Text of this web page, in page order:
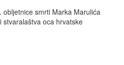
smrti Marka Marulića
stvaralaštva oca hrvatske